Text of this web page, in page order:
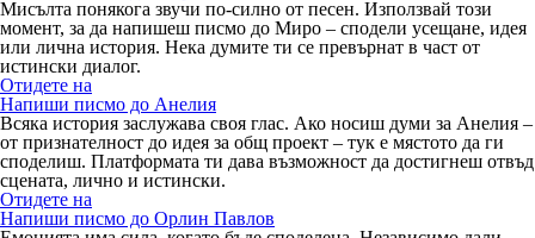
Мисълта понякога звучи по-силно от песен. Използвай този
момент, за да напишеш писмо до Миро – сподели усещане, идея
или лична история. Нека думите ти се превърнат в част от
истински диалог.
Отидете на
Напиши писмо до Анелия
Всяка история заслужава своя глас. Ако носиш думи за Анелия –
от признателност до идея за общ проект – тук е мястото да ги
споделиш. Платформата ти дава възможност да достигнеш отвъд
сцената, лично и истински.
Отидете на
Напиши писмо до Орлин Павлов